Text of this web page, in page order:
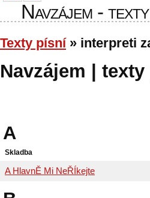
Navzájem -
Texty písní» interpreti
Navzájem |
A
Skladba
A HlavnĚ Mi NeŘÍkejte